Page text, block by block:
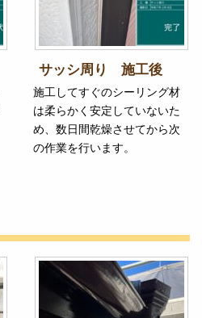
サッシ周り 施工後
施工してすぐのシーリング材
は柔らかく安定していないた
め、数日間乾燥させてから次
の作業を行います。